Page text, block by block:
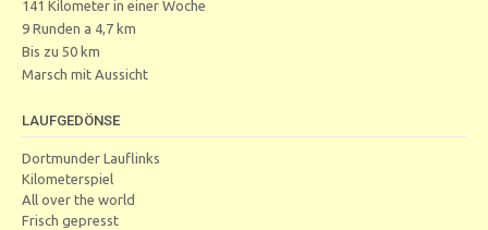
141 Kilometer in einer Woche
9 Runden a 4,7 km
Bis zu 50 km
Marsch mit Aussicht
LAUFGEDÖNSE
Dortmunder Lauflinks
Kilometerspiel
All over the world
Frisch gepresst